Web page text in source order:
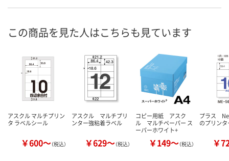
この商品を見た人はこちらも見ています
アスクル マルチプリン
タ ラベルシール
￥600～（税込）
アスクル マルチプリ
ンター強粘着ラベル
￥629～（税込）
コピー用紙 アスク
ル マルチペーパー ス
ーパーホワイト+
￥149～（税込）
プラス
のプリン
￥